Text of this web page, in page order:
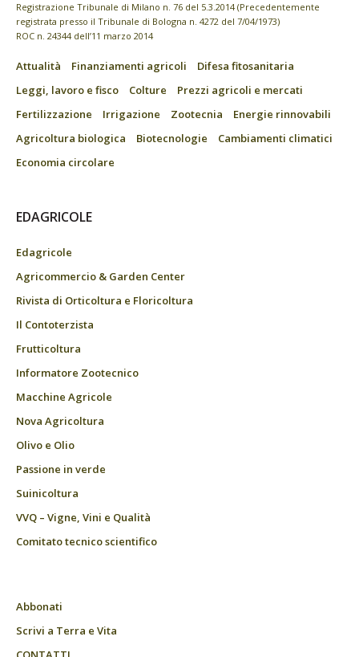
Registrazione Tribunale di Milano n. 76 del 5.3.2014 (Precedentemente
registrata presso il Tribunale di Bologna n. 4272 del 7/04/1973)
ROC n. 24344 dell’11 marzo 2014
Attualità Finanziamenti agricoli
Difesa fitosanitaria
Leggi, lavoro e fisco
Colture
Prezzi agricoli e mercati
Fertilizzazione
Irrigazione Zootecnia
Energie rinnovabili
Agricoltura biologica
Biotecnologie
Cambiamenti climatici
Economia circolare
EDAGRICOLE
Edagricole
Agricommercio & Garden Center
Rivista di Orticoltura e Floricoltura
Il Contoterzista
Frutticoltura
Informatore Zootecnico
Macchine Agricole
Nova Agricoltura
Olivo e Olio
Passione in verde
Suinicoltura
VVQ – Vigne, Vini e Qualità
Comitato tecnico scientifico
Abbonati
Scrivi a Terra e Vita